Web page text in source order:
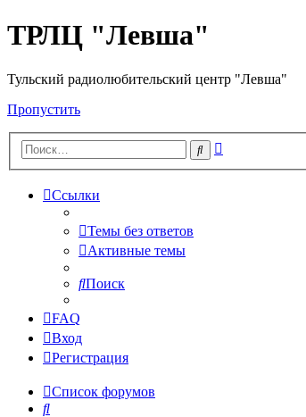
ТРЛЦ "Левша"
Тульский радиолюбительский центр "Левша"
Пропустить
Поиск
Ссылки
Темы без ответов
Активные темы
Поиск
FAQ
Вход
Регистрация
Список форумов
Поиск